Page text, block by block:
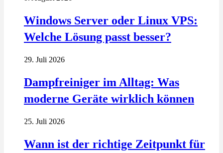
Windows Server oder Linux VPS:
Welche Lösung passt besser?
29. Juli 2026
Dampfreiniger im Alltag: Was
moderne Geräte wirklich können
25. Juli 2026
Wann ist der richtige Zeitpunkt für